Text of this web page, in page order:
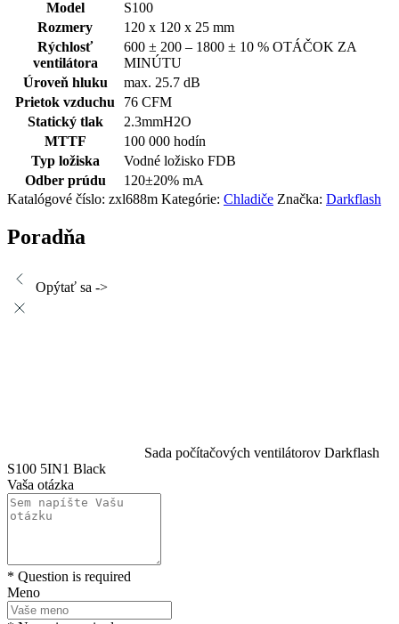
Model
S100
Rozmery
120 x 120 x 25 mm
Rýchlosť
ventilátora
600 ± 200 – 1800 ± 10 % OTÁČOK ZA
MINÚTU
Úroveň hluku
max. 25.7 dB
Prietok vzduchu
76 CFM
Statický tlak
2.3mmH2O
MTTF
100 000 hodín
Typ ložiska
Vodné ložisko FDB
Odber prúdu
120±20% mA
Katalógové číslo: zxl688m Kategórie: Chladiče Značka: Darkflash
Poradňa
Opýtať sa ->
Sada počítačových ventilátorov Darkflash
S100 5IN1 Black
Vaša otázka
* Question is required
Meno